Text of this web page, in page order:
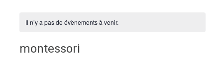
Il n’y a pas de évènements à venir.
montessori